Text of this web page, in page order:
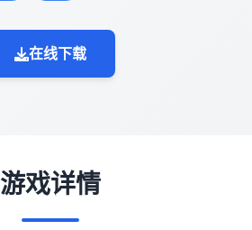
在线下载
游戏详情